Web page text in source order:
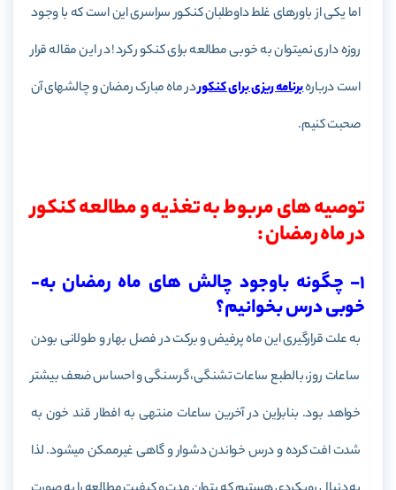
اما یکی از باور­های غلط داوطلبان کنکور سراسری این است که با وجود
روزه­ داری نمی­توان به خوبی مطالعه برای کنکور کرد! در این مقاله قرار
است دربارهبرنامه­ ریزی برای کنکوردر ماه مبارک رمضان و چالش­های آن
صحبت کنیم.
توصیه های مربوط به تغذیه و مطالعه کنکور
در ماه رمضان :
1- چگونه باوجود چالش ­های ماه رمضان به­
خوبی درس بخوانیم؟
به علت قرارگیری این ماه پرفیض و برکت در فصل بهار و طولانی بودن
ساعات روز، بالطبع ساعات تشنگی، گرسنگی و احساس ضعف بیشتر
خواهد بود. بنابراین در آخرین ساعات منتهی به افطار قند خون به
شدت افت کرده و درس خواندن دشوار و گاهی غیرممکن می­شود. لذا